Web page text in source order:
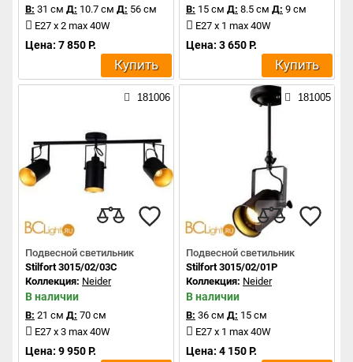
В: 31 см Д: 10.7 см Д: 56 см
E27 x 2 max 40W
Цена: 7 850 Р.
Купить
В: 15 см Д: 8.5 см Д: 9 см
E27 x 1 max 40W
Цена: 3 650 Р.
Купить
181006
Подвесной светильник
Stilfort 3015/02/03C
Коллекция: Neider
В наличии
В: 21 см Д: 70 см
E27 x 3 max 40W
Цена: 9 950 Р.
181005
Подвесной светильник
Stilfort 3015/02/01P
Коллекция: Neider
В наличии
В: 36 см Д: 15 см
E27 x 1 max 40W
Цена: 4 150 Р.